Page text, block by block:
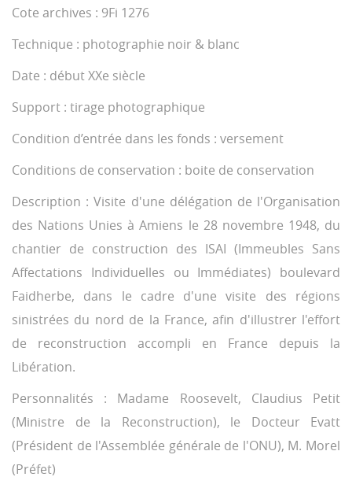
Cote archives : 9Fi 1276
Technique : photographie noir & blanc
Date : début XXe siècle
Support : tirage photographique
Condition d’entrée dans les fonds : versement
Conditions de conservation : boite de conservation
Description : Visite d'une délégation de l'Organisation
des Nations Unies à Amiens le 28 novembre 1948, du
chantier de construction des ISAI (Immeubles Sans
Affectations Individuelles ou Immédiates) boulevard
Faidherbe, dans le cadre d'une visite des régions
sinistrées du nord de la France, afin d'illustrer l'effort
de reconstruction accompli en France depuis la
Libération.
Personnalités : Madame Roosevelt, Claudius Petit
(Ministre de la Reconstruction), le Docteur Evatt
(Président de l'Assemblée générale de l'ONU), M. Morel
(Préfet)